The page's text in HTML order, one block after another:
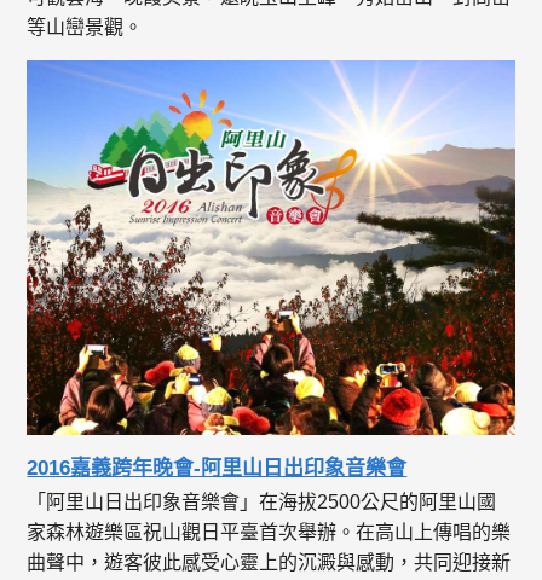
等山巒景觀。
2016嘉義跨年晚會-阿里山日出印象音樂會
「阿里山日出印象音樂會」在海拔2500公尺的阿里山國
家森林遊樂區祝山觀日平臺首次舉辦。在高山上傳唱的樂
曲聲中，遊客彼此感受心靈上的沉澱與感動，共同迎接新